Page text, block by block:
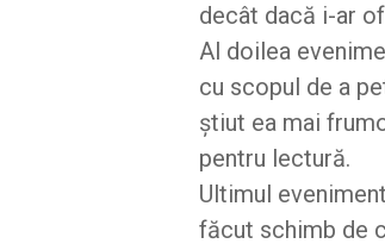
decât dacă i-ar
Al doilea
cu scopul de a
știut ea mai
pentru lectură.
Ultimul
făcut schimb de